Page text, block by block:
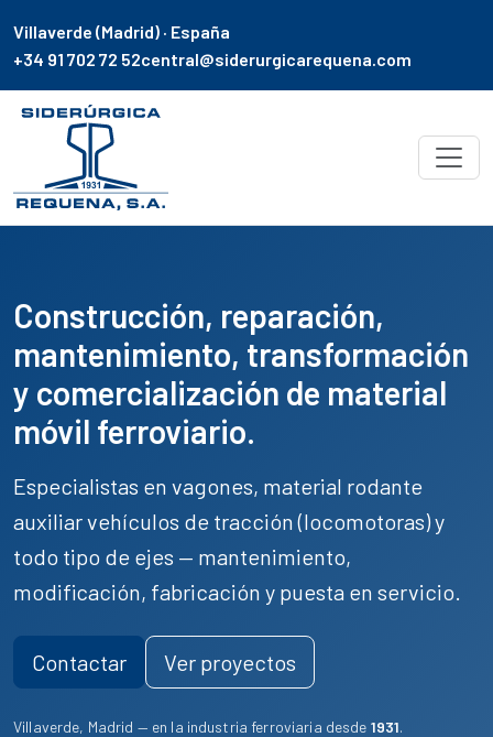
Villaverde (Madrid) · España
+34 91 702 72 52central@siderurgicarequena.com
Construcción, reparación,
mantenimiento, transformación
y comercialización de material
móvil ferroviario.
Especialistas en vagones, material rodante
auxiliarvehículos de tracción (locomotoras)y
todo tipo de ejes — mantenimiento,
modificación, fabricación y puesta en servicio.
Contactar Ver proyectos
Villaverde, Madrid — en la industria ferroviaria desde 1931.